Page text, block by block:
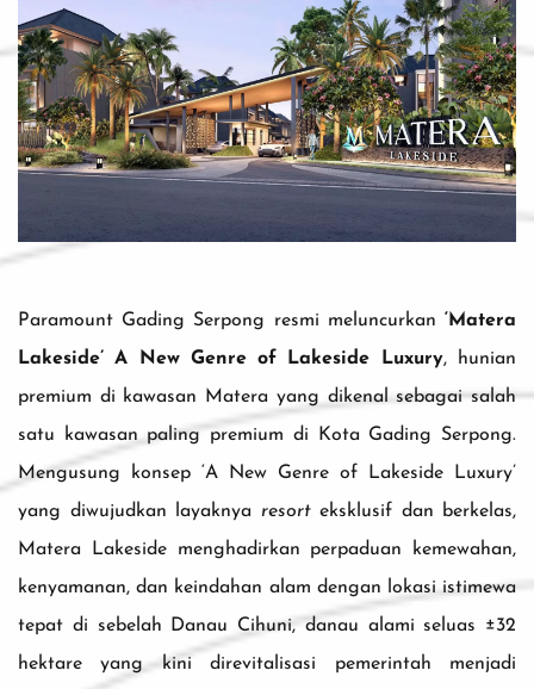
Paramount Gading Serpong resmi meluncurkan ‘Matera
Lakeside’ A New Genre of Lakeside Luxury, hunian
premium di kawasan Matera yang dikenal sebagai salah
satu kawasan paling premium di Kota Gading Serpong.
Mengusung konsep ‘A New Genre of Lakeside Luxury’
yang diwujudkan layaknya resort eksklusif dan berkelas,
Matera Lakeside menghadirkan perpaduan kemewahan,
kenyamanan, dan keindahan alam dengan lokasi istimewa
tepat di sebelah Danau Cihuni, danau alami seluas ±32
hektare yang kini direvitalisasi pemerintah menjadi